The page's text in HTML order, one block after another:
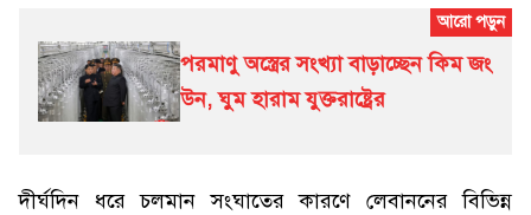
পরমাণু অস্ত্রের সংখ্যা বাড়াচ্ছেন কিম জং
উন, ঘুম হারাম যুক্তরাষ্ট্রের
দীর্ঘদিন ধরে চলমান সংঘাতের কারণে লেবাননের বিভিন্ন